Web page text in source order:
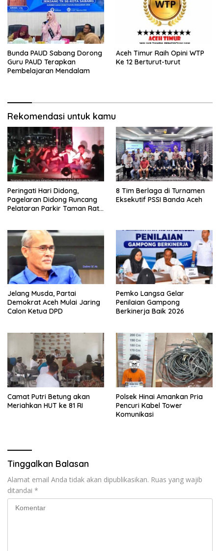
Bunda PAUD Sabang Dorong
Guru PAUD Terapkan
Pembelajaran Mendalam
Aceh Timur Raih Opini WTP
Ke 12 Berturut-turut
Rekomendasi untuk kamu
Peringati Hari Didong,
Pagelaran Didong Runcang
Pelataran Parkir Taman Ratu
8 Tim Berlaga di Turnamen
Eksekutif PSSI Banda Aceh
Jelang Musda, Partai
Demokrat Aceh Mulai Jaring
Calon Ketua DPD
Pemko Langsa Gelar
Penilaian Gampong
Berkinerja Baik 2026
Camat Putri Betung akan
Meriahkan HUT ke 81 RI
Polsek Hinai Amankan Pria
Pencuri Kabel Tower
Komunikasi
Tinggalkan Balasan
Alamat email Anda tidak akan dipublikasikan. Ruas yang wajib
ditandai *